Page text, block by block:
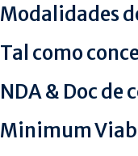
Modalidades
Tal como
NDA & Doc de
Minimum